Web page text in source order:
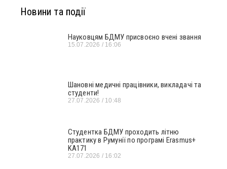
Новини та події
Науковцям БДМУ присвоєно вчені звання
15.07.2026 16:06
Шановні медичні працівники, викладачі та
студенти!
27.07.2026 10:48
Студентка БДМУ проходить літню
практику в Румунії по програмі Erasmus+
KA171
27.07.2026 16:02